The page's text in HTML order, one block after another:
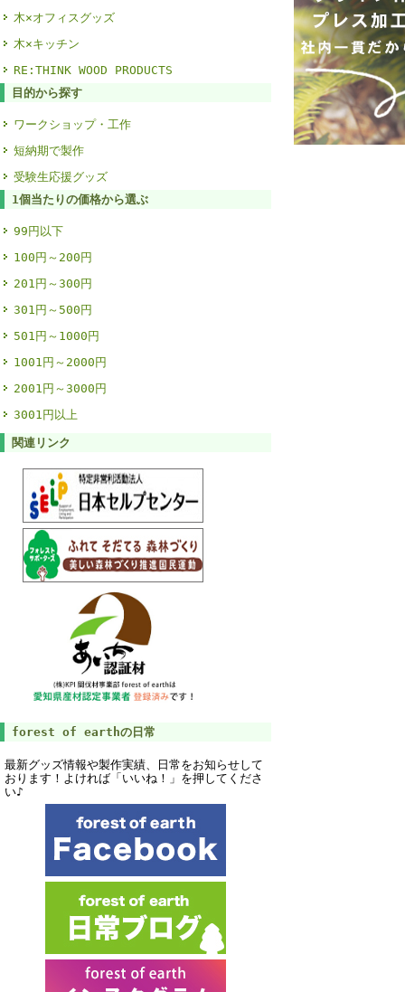
木×オフィスグッズ
木×キッチン
RE:THINK WOOD PRODUCTS
目的から探す
ワークショップ・工作
短納期で製作
受験生応援グッズ
1個当たりの価格から選ぶ
99円以下
100円～200円
201円～300円
301円～500円
501円～1000円
1001円～2000円
2001円～3000円
3001円以上
関連リンク
forest of earthの日常
最新グッズ情報や製作実績、日常をお知らせして
おります！よければ「いいね！」を押してくださ
い♪